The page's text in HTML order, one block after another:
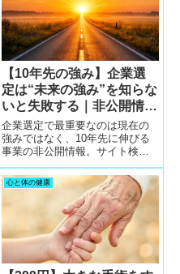
【10年先の強み】企業選
定は“未来の強み”を知らな
いと失敗する｜非公開情報
は5社無料相談でしか得ら
れない
企業選定で最重要なのは現在の
強みではなく、10年先に伸びる
事業の非公開情報。サイト検索
では大項目しか分からず、未来
の強みを知らないと転職は失敗
する。5社の無料相談でキャリア
コンサルタントから隠れた成長
情報を入手することが必須。
心と体の健康